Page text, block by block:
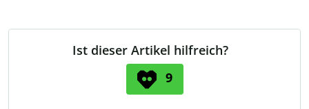
Ist dieser Artikel hilfreich?
9